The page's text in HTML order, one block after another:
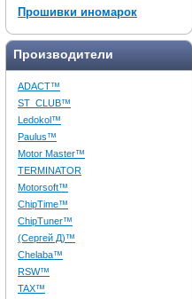
Прошивки иномарок
Производители
ADACT™
ST_CLUB™
Ledokol™
Paulus™
Motor Master™
TERMINATOR
Motorsoft™
ChipTime™
ChipTuner™
(Сергей Д)™
Chelaba™
RSW™
TAX™